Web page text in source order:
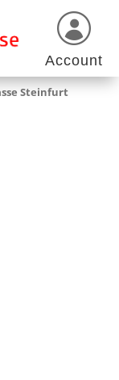
Account
Steinfurt